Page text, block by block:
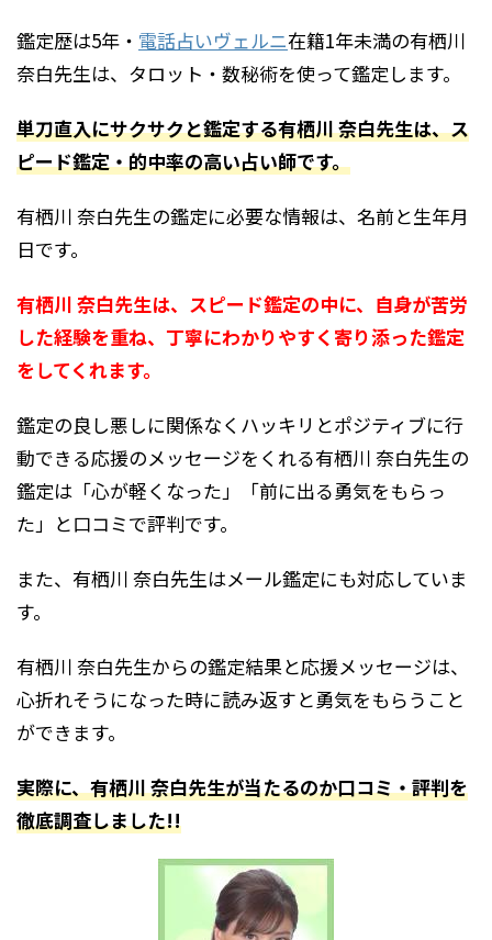
鑑定歴は5年・ 電話占いヴェルニ在籍1年未満の有栖川
奈白先生は、タロット・数秘術を使って鑑定します。
単刀直入にサクサクと鑑定する有栖川 奈白先生は、ス
ピード鑑定・的中率の高い占い師です。
有栖川 奈白先生の鑑定に必要な情報は、名前と生年月
日です。
有栖川 奈白先生は、スピード鑑定の中に、自身が苦労
した経験を重ね、丁寧にわかりやすく寄り添った鑑定
をしてくれます。
鑑定の良し悪しに関係なくハッキリとポジティブに行
動できる応援のメッセージをくれる有栖川 奈白先生の
鑑定は「心が軽くなった」「前に出る勇気をもらっ
た」と口コミで評判です。
また、有栖川 奈白先生はメール鑑定にも対応していま
す。
有栖川 奈白先生からの鑑定結果と応援メッセージは、
心折れそうになった時に読み返すと勇気をもらうこと
ができます。
実際に、有栖川 奈白先生が当たるのか口コミ・評判を
徹底調査しました!!